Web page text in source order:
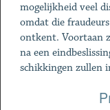
mogelijkheid veel
omdat die
ontkent. Voortaan
na een
schikkingen zullen